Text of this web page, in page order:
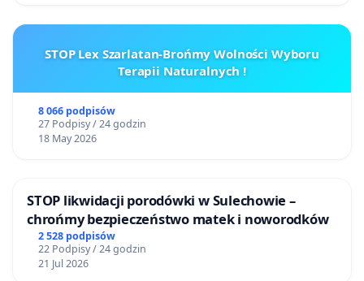
Potok Bielański jest częścią przyrodniczego i
historycznego dziedzictwa Warszawy. Jego dolina
pełni ważną funkcję ekologiczną, retencyjną i
krajobrazową. W dobie postępujących zmian
klimatu oraz coraz częstszych susz ochrona
zarządzania miastem.
Dodatkowym zagrożeniem dla Potoku Bielańskiego
jest utrzymująca się w ostatnich latach susza
STOP Lex Szarlatan-Brońmy Wolności Wyboru
Terapii Naturalnych !
8 066 podpisów
27 Podpisy / 24 godzin
18 May 2026
STOP likwidacji porodówki w Sulechowie –
chrońmy bezpieczeństwo matek i noworodków
2 528 podpisów
22 Podpisy / 24 godzin
21 Jul 2026